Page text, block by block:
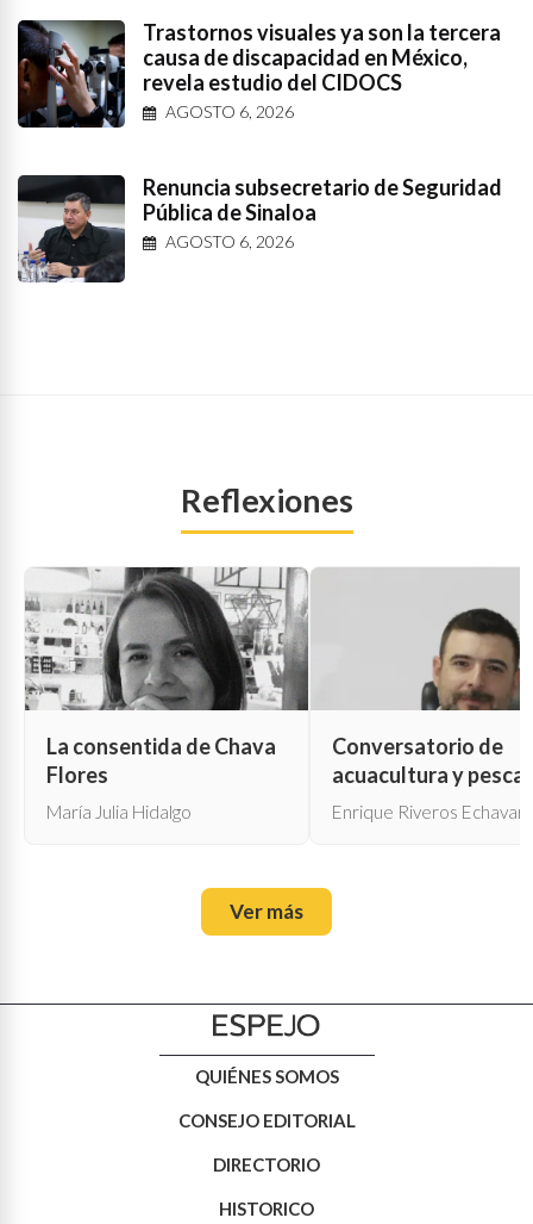
Trastornos visuales ya son la tercera
causa de discapacidad en México,
revela estudio del CIDOCS
AGOSTO 6, 2026
Renuncia subsecretario de Seguridad
Pública de Sinaloa
AGOSTO 6, 2026
Reflexiones
La consentida de Chava
Flores
María Julia Hidalgo
Conversatorio de
acuacultura y pesca
Enrique Riveros
Ver más
QUIÉNES SOMOS
CONSEJO EDITORIAL
DIRECTORIO
HISTORICO